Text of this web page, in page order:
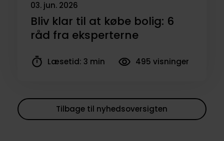
Tilmeld dig nu
Bliv klar til at købe bolig: 6
råd fra eksperterne
03. jun. 2026
Læsetid: 3 min 495 visninger
Tilbage til nyhedsoversigten